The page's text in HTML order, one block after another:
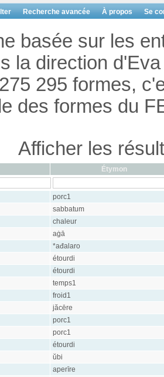
Recherche avancée À propos Se
basée sur les
la direction
295 formes,
des formes du
Afficher les
Étymon
porc1
sabbatum
chaleur
aġā
*ađalaro
étourdi
étourdi
temps1
froid1
jăcēre
porc1
porc1
étourdi
ŭbi
aperīre